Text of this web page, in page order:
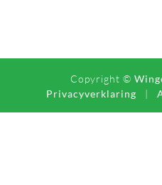
Copyright ©
Privacyverklaring |